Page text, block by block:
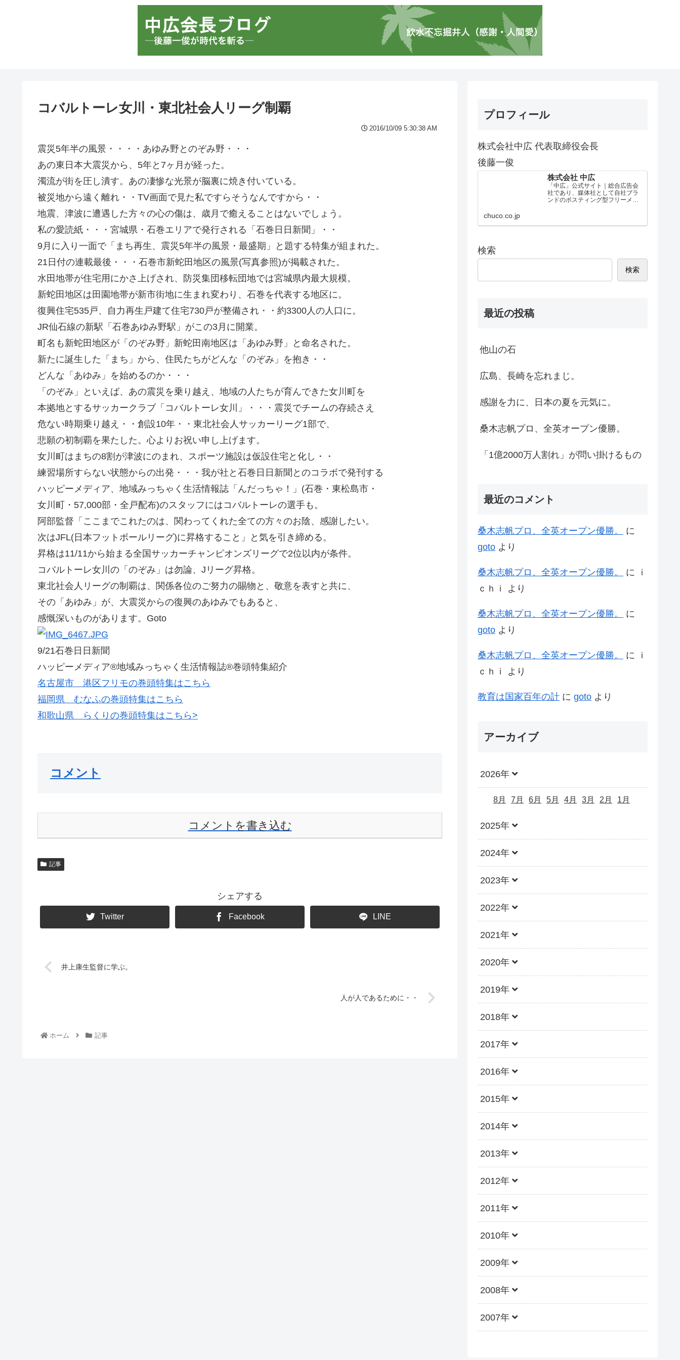
コバルトーレ女川・東北社会人リーグ制覇
2016/10/09 5:30:38 AM
震災5年半の風景・・・・あゆみ野とのぞみ野・・・
あの東日本大震災から、5年と7ヶ月が経った。
濁流が街を圧し潰す。あの凄惨な光景が脳裏に焼き付いている。
被災地から遠く離れ・・TV画面で見た私ですらそうなんですから・・
地震、津波に遭遇した方々の心の傷は、歳月で癒えることはないでしょう。
私の愛読紙・・・宮城県・石巻エリアで発行される「石巻日日新聞」・・
9月に入り一面で「まち再生、震災5年半の風景・最盛期」と題する特集が組まれた。
21日付の連載最後・・・石巻市新蛇田地区の風景(写真参照)が掲載された。
水田地帯が住宅用にかさ上げされ、防災集団移転団地では宮城県内最大規模。
新蛇田地区は田園地帯が新市街地に生まれ変わり、石巻を代表する地区に。
復興住宅535戸、自力再生戸建て住宅730戸が整備され・・約3300人の人口に。
JR仙石線の新駅「石巻あゆみ野駅」がこの3月に開業。
町名も新蛇田地区が「のぞみ野」新蛇田南地区は「あゆみ野」と命名された。
新たに誕生した「まち」から、住民たちがどんな「のぞみ」を抱き・・
どんな「あゆみ」を始めるのか・・・
「のぞみ」といえば、あの震災を乗り越え、地域の人たちが育んできた女川町を
本拠地とするサッカークラブ「コバルトーレ女川」・・・震災でチームの存続さえ
危ない時期乗り越え・・創設10年・・東北社会人サッカーリーグ1部で、
悲願の初制覇を果たした。心よりお祝い申し上げます。
女川町はまちの8割が津波にのまれ、スポーツ施設は仮設住宅と化し・・
練習場所すらない状態からの出発・・・我が社と石巻日日新聞とのコラボで発刊する
ハッピーメディア、地域みっちゃく生活情報誌「んだっちゃ！」(石巻・東松島市・
女川町・57,000部・全戸配布)のスタッフにはコバルトーレの選手も。
阿部監督「ここまでこれたのは、関わってくれた全ての方々のお陰、感謝したい。
次はJFL(日本フットボールリーグ)に昇格すること」と気を引き締める。
昇格は11/11から始まる全国サッカーチャンピオンズリーグで2位以内が条件。
コバルトーレ女川の「のぞみ」は勿論、Jリーグ昇格。
東北社会人リーグの制覇は、関係各位のご努力の賜物と、敬意を表すと共に、
その「あゆみ」が、大震災からの復興のあゆみでもあると、
感慨深いものがあります。Goto
9/21石巻日日新聞
ハッピーメディア®地域みっちゃく生活情報誌®巻頭特集紹介
名古屋市 港区フリモの巻頭特集はこちら
福岡県 むなふの巻頭特集はこちら
和歌山県 らくりの巻頭特集はこちら>
コメント
コメントを書き込む
記事
シェアする
Twitter Facebook LINE
井上康生監督に学ぶ。
人が人であるために・・
ホーム 記事
プロフィール
株式会社中広 代表取締役会長
後藤一俊
株式会社 中広
「中広」公式サイト｜総合広告会
社であり、媒体社として自社ブラ
ンドのポスティング型フリーメデ
chuco.co.jp
検索
検索
最近の投稿
他山の石
広島、長崎を忘れまじ。
感謝を力に、日本の夏を元気に。
桑木志帆プロ、全英オープン優勝。
「1億2000万人割れ」が問い掛けるもの
最近のコメント
桑木志帆プロ、全英オープン優勝。
に
goto より
桑木志帆プロ、全英オープン優勝。 に
ｉ
ｃｈｉ
より
桑木志帆プロ、全英オープン優勝。
に
goto より
桑木志帆プロ、全英オープン優勝。 に
ｉ
ｃｈｉ
より
教育は国家百年の計 に goto より
アーカイブ
2026年
8月 7月 6月 5月 4月 3月 2月 1月
2025年
2024年
2023年
2022年
2021年
2020年
2019年
2018年
2017年
2016年
2015年
2014年
2013年
2012年
2011年
2010年
2009年
2008年
2007年